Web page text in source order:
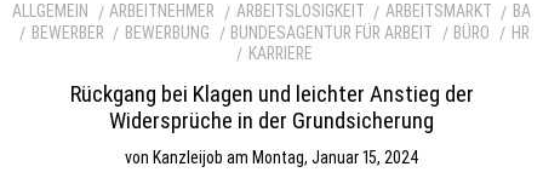
ALLGEMEIN ARBEITNEHMER ARBEITSLOSIGKEIT ARBEITSMARKT
BA
BEWERBER
BEWERBUNG BUNDESAGENTUR FÜR ARBEIT BÜRO
HR
KARRIERE
Rückgang bei Klagen und leichter Anstieg der
Widersprüche in der Grundsicherung
von Kanzleijob am Montag, Januar 15, 2024